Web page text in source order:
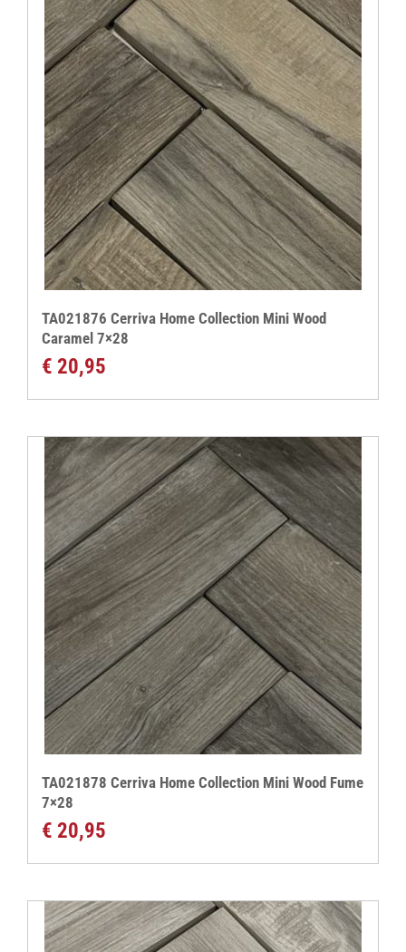
TA021876 Cerriva Home Collection Mini Wood
Caramel 7×28
€ 20,95
TA021878 Cerriva Home Collection Mini Wood Fume
7×28
€ 20,95